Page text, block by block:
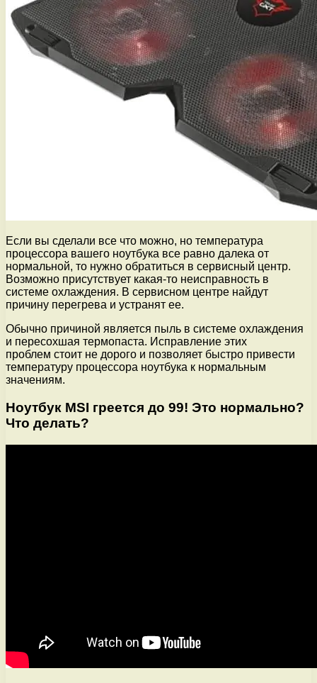
Если вы сделали все что можно, но температура
процессора вашего ноутбука все равно далека от
нормальной, то нужно обратиться в сервисный центр.
Возможно присутствует какая-то неисправность в
системе охлаждения. В сервисном центре найдут
причину перегрева и устранят ее.
Обычно причиной является пыль в системе охлаждения
и пересохшая термопаста. Исправление этих
проблем стоит не дорого и позволяет быстро привести
температуру процессора ноутбука к нормальным
значениям.
Ноутбук MSI греется до 99! Это нормально?
Что делать?